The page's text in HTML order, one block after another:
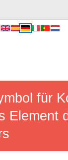
für
Element